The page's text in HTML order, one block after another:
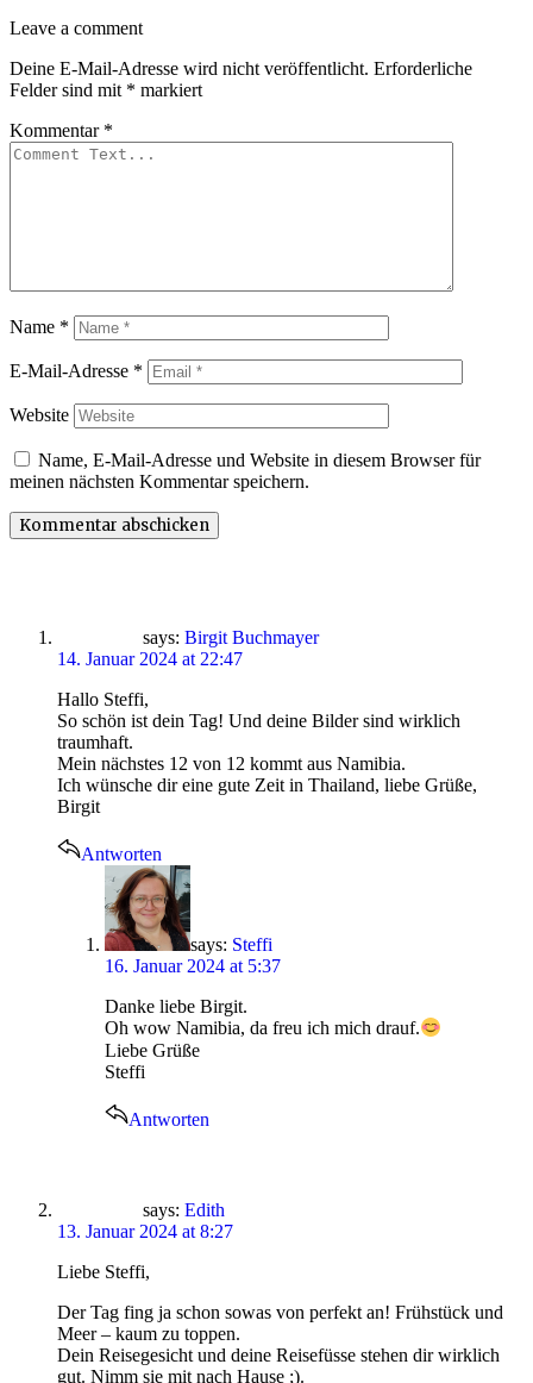
Leave a comment
Deine E-Mail-Adresse wird nicht veröffentlicht. Erforderliche
Felder sind mit * markiert
Kommentar *
Name *
E-Mail-Adresse *
Website
Name, E-Mail-Adresse und Website in diesem Browser für
meinen nächsten Kommentar speichern.
says: Birgit Buchmayer
14. Januar 2024 at 22:47
Hallo Steffi,
So schön ist dein Tag! Und deine Bilder sind wirklich
traumhaft.
Mein nächstes 12 von 12 kommt aus Namibia.
Ich wünsche dir eine gute Zeit in Thailand, liebe Grüße,
Birgit
Antworten
says: Steffi
16. Januar 2024 at 5:37
Danke liebe Birgit.
Oh wow Namibia, da freu ich mich drauf.
Liebe Grüße
Steffi
Antworten
says: Edith
13. Januar 2024 at 8:27
Liebe Steffi,
Der Tag fing ja schon sowas von perfekt an! Frühstück und
Meer – kaum zu toppen.
Dein Reisegesicht und deine Reisefüsse stehen dir wirklich
gut. Nimm sie mit nach Hause ;).